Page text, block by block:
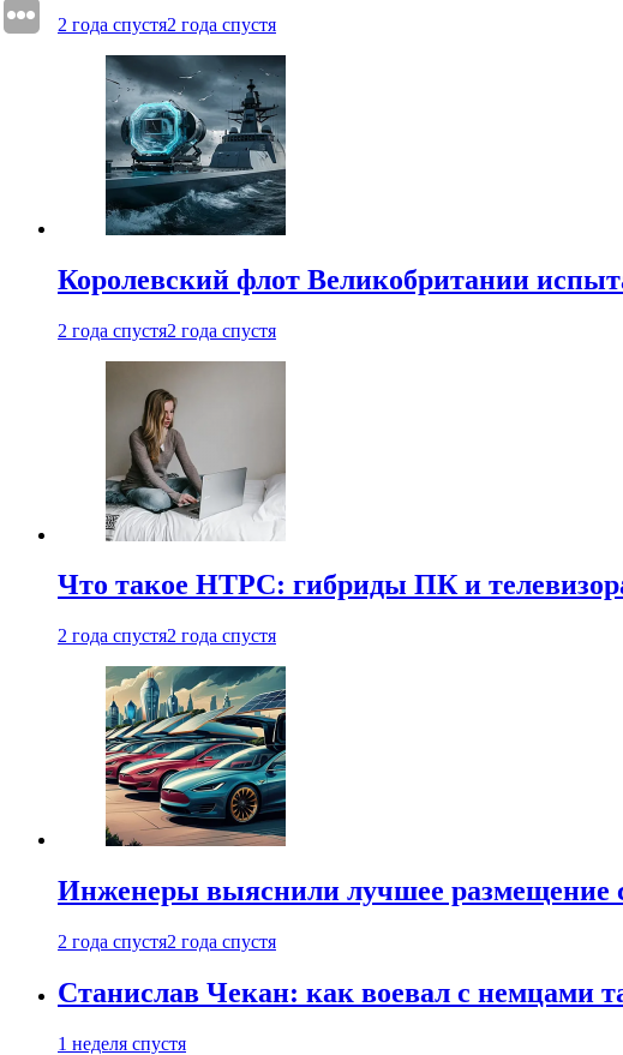
2 года спустя2 года спустя
Королевский флот Великобритании
2 года спустя2 года спустя
Что такое HTPC: гибриды ПК и
2 года спустя2 года спустя
Инженеры выяснили лучшее размещение
2 года спустя2 года спустя
Станислав Чекан: как воевал с немцами
1 неделя спустя